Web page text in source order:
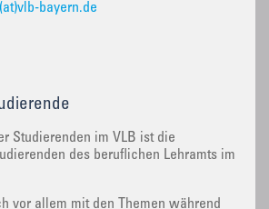
bayern.de
Studierenden im VLB ist die
des beruflichen Lehramts im
vor allem mit den Themen während